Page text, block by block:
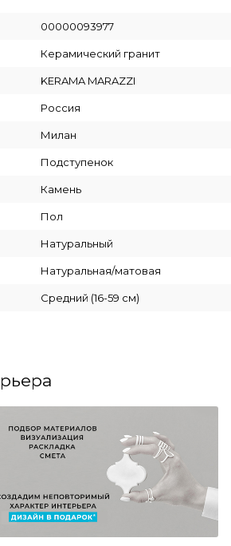
00000093977
Керамический гранит
KERAMA MARAZZI
Россия
Милан
Подступенок
Камень
Пол
Натуральный
Натуральная/матовая
Средний (16-59 см)